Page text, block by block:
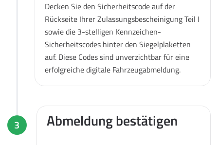
Decken Sie den Sicherheitscode auf der
Rückseite Ihrer Zulassungsbescheinigung Teil I
sowie die 3-stelligen Kennzeichen-
Sicherheitscodes hinter den Siegelplaketten
auf. Diese Codes sind unverzichtbar für eine
erfolgreiche digitale Fahrzeugabmeldung.
3 Abmeldung bestätigen